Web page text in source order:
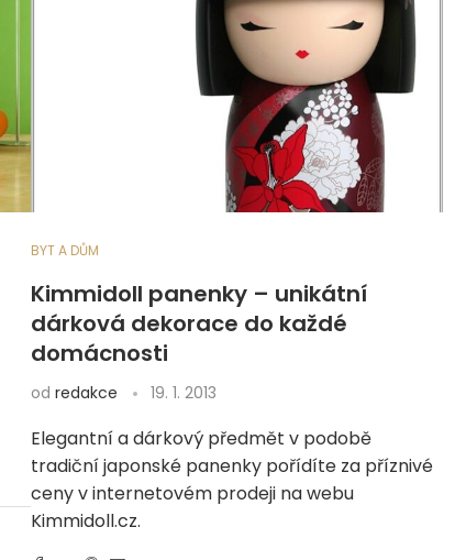
BYT A DŮM
Kimmidoll panenky – unikátní
dárková dekorace do každé
domácnosti
od redakce 19. 1. 2013
Elegantní a dárkový předmět v podobě
tradiční japonské panenky pořídíte za příznivé
ceny v internetovém prodeji na webu
Kimmidoll.cz.